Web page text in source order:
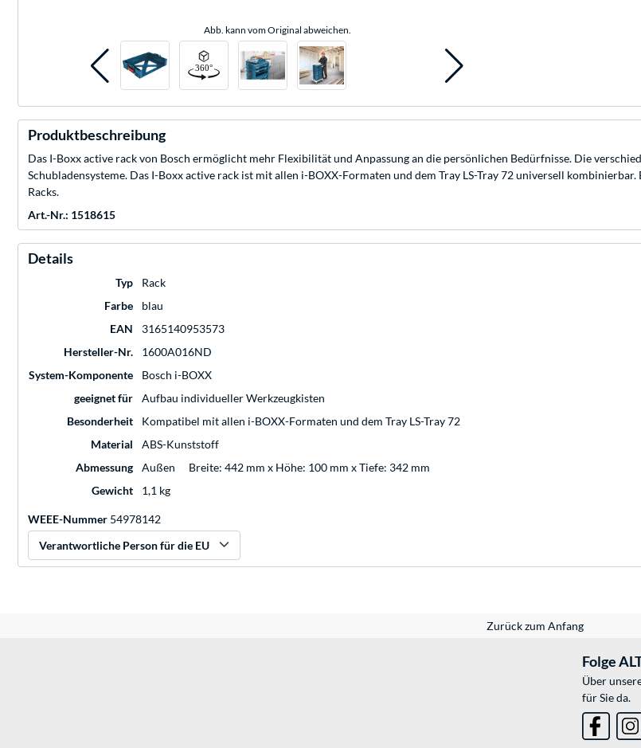
Abb. kann vom Original abweichen.
Produktbeschreibung
Das I-Boxx active rack von Bosch ermöglicht mehr Flexibilität und Anpassung an die persönlichen Bedürfnisse. Die
Schubladensysteme. Das I-Boxx active rack ist mit allen i-BOXX-Formaten und dem Tray LS-Tray 72 universell
Racks.
Art.-Nr.: 1518615
Details
Typ
Rack
Farbe
blau
EAN
3165140953573
Hersteller-Nr.
1600A016ND
System-Komponente
Bosch i-BOXX
geeignet für
Aufbau individueller Werkzeugkisten
Besonderheit
Kompatibel mit allen i-BOXX-Formaten und dem Tray LS-Tray 72
Material
ABS-Kunststoff
Abmessung
Außen
Breite: 442 mm x Höhe: 100 mm x Tiefe: 342 mm
Gewicht
1,1 kg
WEEE-Nummer 54978142
Verantwortliche Person für die EU
Zurück zum Anfang
Folge
Über
für Sie da.